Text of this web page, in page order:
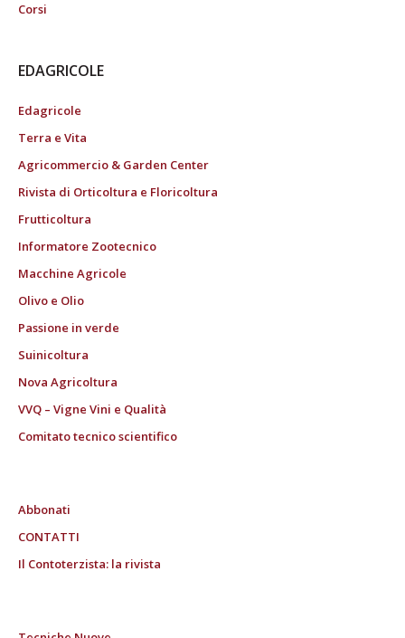
Corsi
EDAGRICOLE
Edagricole
Terra e Vita
Agricommercio & Garden Center
Rivista di Orticoltura e Floricoltura
Frutticoltura
Informatore Zootecnico
Macchine Agricole
Olivo e Olio
Passione in verde
Suinicoltura
Nova Agricoltura
VVQ – Vigne Vini e Qualità
Comitato tecnico scientifico
Abbonati
CONTATTI
Il Contoterzista: la rivista